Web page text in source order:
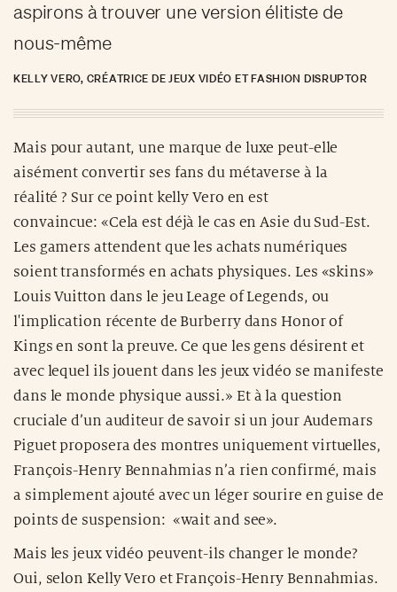
aspirons à trouver une version élitiste de
nous-même
KELLY VERO, CRÉATRICE DE JEUX VIDÉO ET FASHION DISRUPTOR
Mais pour autant, une marque de luxe peut-elle
aisément convertir ses fans du métaverse à la
réalité ? Sur ce point kelly Vero en est
convaincue: «Cela est déjà le cas en Asie du Sud-Est.
Les gamers attendent que les achats numériques
soient transformés en achats physiques. Les «skins»
Louis Vuitton dans le jeu Leage of Legends, ou
l'implication récente de Burberry dans Honor of
Kings en sont la preuve. Ce que les gens désirent et
avec lequel ils jouent dans les jeux vidéo se manifeste
dans le monde physique aussi.» Et à la question
cruciale d’un auditeur de savoir si un jour Audemars
Piguet proposera des montres uniquement virtuelles,
François-Henry Bennahmias n’a rien confirmé, mais
a simplement ajouté avec un léger sourire en guise de
points de suspension: «wait and see».
Mais les jeux vidéo peuvent-ils changer le monde?
Oui, selon Kelly Vero et François-Henry Bennahmias.